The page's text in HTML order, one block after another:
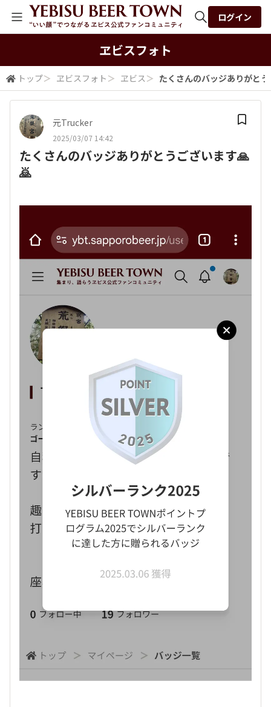
検索
ログイン
ヱビスフォト
トップ＞ ヱビスフォト ＞ ヱビス＞ たくさんのバッジありがと
元Trucker
2025/03/07 14:42
たくさんのバッジありがとうございます🙏
🙇